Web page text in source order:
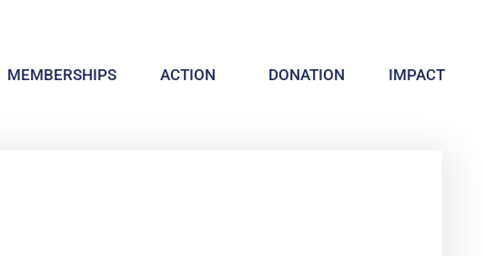
MEMBERSHIPS ACTION DONATION IMPACT